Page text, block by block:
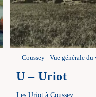
Coussey - Vue générale du
U – Uriot
Les Uriot à Coussey